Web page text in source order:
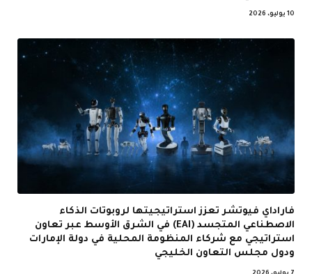
10 يوليو، 2026
فاراداي فيوتشر تعزز استراتيجيتها لروبوتات الذكاء
الاصطناعي المتجسد (EAI) في الشرق الأوسط عبر تعاون
استراتيجي مع شركاء المنظومة المحلية في دولة الإمارات
ودول مجلس التعاون الخليجي